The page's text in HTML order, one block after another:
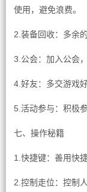
使用，避免浪费。
2.装备回收：多余
3.公会：加入公会
4.好友：多交游戏
5.活动参与：积极
七、操作秘籍
1.快捷键：善用快
2.控制走位：控制